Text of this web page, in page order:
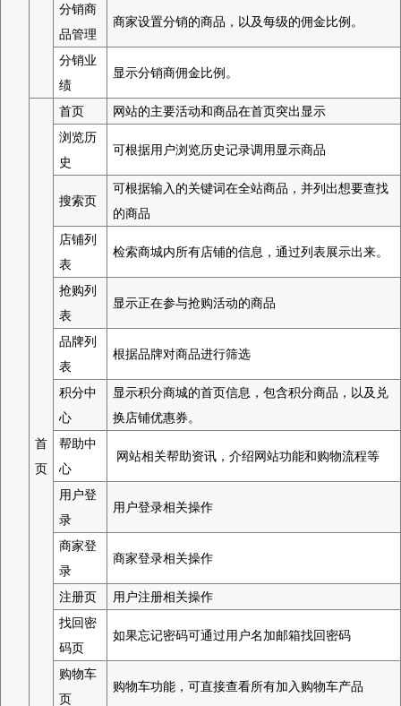
分销商
品管理
商家设置分销的商品，以及每级的佣金比例。
分销业
绩
显示分销商佣金比例。
首
页
首页
网站的主要活动和商品在首页突出显示
浏览历
史
可根据用户浏览历史记录调用显示商品
搜索页
可根据输入的关键词在全站商品，并列出想要查找
的商品
店铺列
表
检索商城内所有店铺的信息，通过列表展示出来。
抢购列
表
显示正在参与抢购活动的商品
品牌列
表
根据品牌对商品进行筛选
积分中
心
显示积分商城的首页信息，包含积分商品，以及兑
换店铺优惠券。
帮助中
心
网站相关帮助资讯，介绍网站功能和购物流程等
用户登
录
用户登录相关操作
商家登
录
商家登录相关操作
注册页
用户注册相关操作
找回密
码页
如果忘记密码可通过用户名加邮箱找回密码
购物车
页
购物车功能，可直接查看所有加入购物车产品